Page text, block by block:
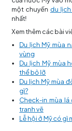
một chuyến du lịch
nhất!
Xem thêm các bài
Du lịch Mỹ mùa
vùng
Du lịch Mỹ mùa
thể bỏ lỡ
Du lịch Mỹ mùa
gì?
Check-in mùa lá
tranh vẽ
Lễ hội ở Mỹ có gì